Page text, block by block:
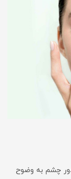
چشم به وضوح